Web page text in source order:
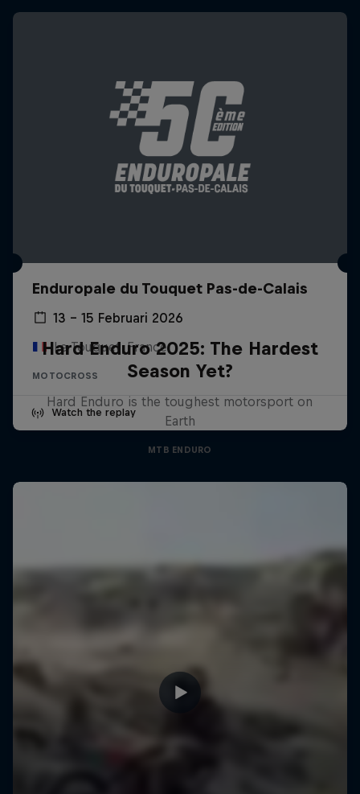
Enduropale du Touquet Pas-de-Calais
13 – 15 Februari 2026
Le Touquet, France
MOTOCROSS
Watch the replay
Hard Enduro 2025: The Hardest
Season Yet?
Hard Enduro is the toughest motorsport on
Earth
MTB ENDURO